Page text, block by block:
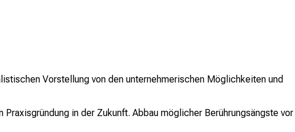
Vorstellung von den unternehmerischen Möglichkeiten und
in der Zukunft. Abbau möglicher Berührungsängste